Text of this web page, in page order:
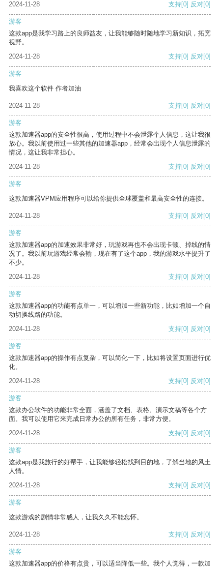
2024-11-28 支持[0] 反对[0]
游客
这款app是我学习路上的良师益友，让我能够随时随地学习新知识，拓宽
视野。
2024-11-28
支持[0] 反对[0]
游客
我喜欢这个软件 作者加油
2024-11-28 支持[0] 反对[0]
游客
这款加速器app的安全性很高，使用过程中不会泄露个人信息，这让我很
放心。我以前使用过一些其他的加速器app，经常会出现个人信息泄露的
情况，这让我非常担心。
2024-11-28
支持[0] 反对[0]
游客
这款加速器VPM应用程序可以给你提供全球覆盖和最高安全性的连接。
2024-11-28 支持[0] 反对[0]
游客
这款加速器app的加速效果非常好，玩游戏再也不会出现卡顿、掉线的情
况了。我以前玩游戏经常会输，现在有了这个app，我的游戏水平提升了
不少。
2024-11-28
支持[0] 反对[0]
游客
这款加速器app的功能有点单一，可以增加一些新功能，比如增加一个自
动切换线路的功能。
2024-11-28
支持[0] 反对[0]
游客
这款加速器app的操作有点复杂，可以简化一下，比如将设置页面进行优
化。
2024-11-28
支持[0] 反对[0]
游客
这款办公软件的功能非常全面，涵盖了文档、表格、演示文稿等各个方
面。我可以使用它来完成日常办公的所有任务，非常方便。
2024-11-28
支持[0] 反对[0]
游客
这款app是我旅行的好帮手，让我能够轻松找到目的地，了解当地的风土
人情。
2024-11-28
支持[0] 反对[0]
游客
这款游戏的剧情非常感人，让我久久不能忘怀。
2024-11-28 支持[0] 反对[0]
游客
这款加速器app的价格有点贵，可以适当降低一些。我个人觉得，一款加